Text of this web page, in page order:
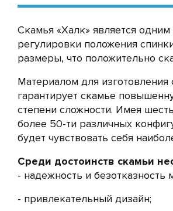
Скамья «Халк» является
регулировки положения
размеры, что положительно
Материалом для
гарантирует скамье
степени сложности. Имея
более 50-ти различных
будет чувствовать себя
Среди достоинств скамьи
- надежность и безотказность
- привлекательный дизайн;